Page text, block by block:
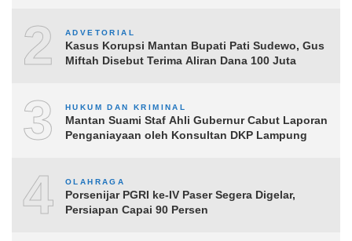
2 ADVETORIAL
Kasus Korupsi Mantan Bupati Pati Sudewo, Gus
Miftah Disebut Terima Aliran Dana 100 Juta
3 HUKUM DAN KRIMINAL
Mantan Suami Staf Ahli Gubernur Cabut Laporan
Penganiayaan oleh Konsultan DKP Lampung
4 OLAHRAGA
Porsenijar PGRI ke-IV Paser Segera Digelar,
Persiapan Capai 90 Persen